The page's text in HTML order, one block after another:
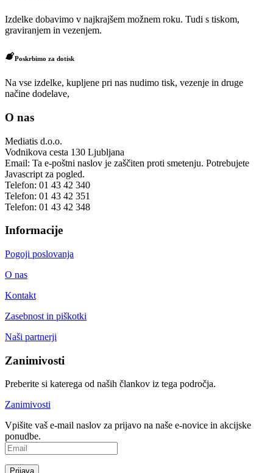
Izdelke dobavimo v najkrajšem možnem roku. Tudi s tiskom,
graviranjem in vezenjem.
Poskrbimo za dotisk
Na vse izdelke, kupljene pri nas nudimo tisk, vezenje in druge
načine dodelave,
O nas
Mediatis d.o.o.
Vodnikova cesta 130 Ljubljana
Email: Ta e-poštni naslov je zaščiten proti smetenju. Potrebujete
Javascript za pogled.
Telefon: 01 43 42 340
Telefon: 01 43 42 351
Telefon: 01 43 42 348
Informacije
Pogoji poslovanja
O nas
Kontakt
Zasebnost in piškotki
Naši partnerji
Zanimivosti
Preberite si katerega od naših člankov iz tega področja.
Zanimivosti
Vpišite vaš e-mail naslov za prijavo na naše e-novice in akcijske
ponudbe.
Prijava